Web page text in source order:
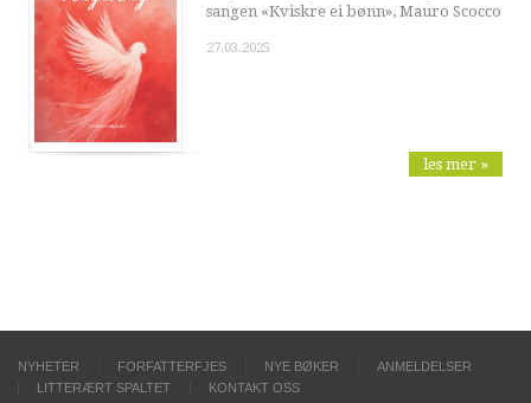
sangen «Kviskre ei bønn», Mauro Scocco
27.03.2025
les mer »
NYHETER FORFATTERFJES NYE BØKER
ANMELDELSER
LITTERÆRT SPALTET
KONTAKT OSS